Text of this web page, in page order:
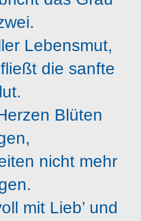
Lebensmut,
die sanfte
Blüten
nicht mehr
mit Lieb’ und